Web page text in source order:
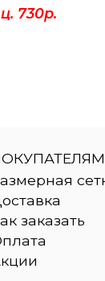
730р.
заказать